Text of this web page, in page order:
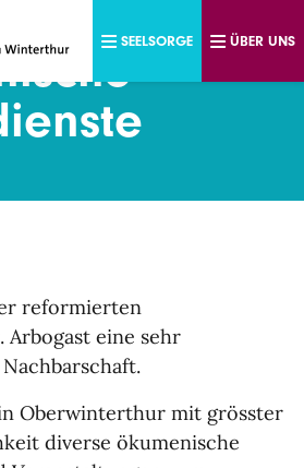
SEELSORGE ÜBER UNS
reformierten
Arbogast eine sehr
Oberwinterthur mit grösster
diverse ökumenische